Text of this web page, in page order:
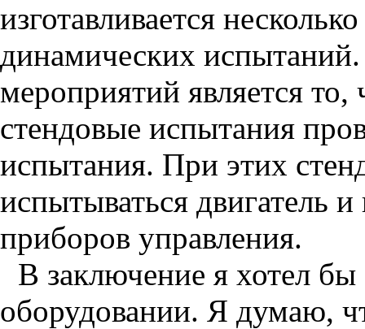
изготавливается
динамических
мероприятий является
стендовые испытания
испытания. При этих
испытываться двигатель
приборов управления.
В заключение я хотел
оборудовании. Я думаю,